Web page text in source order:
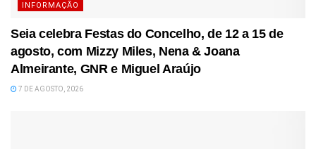
INFORMAÇÃO
Seia celebra Festas do Concelho, de 12 a 15 de
agosto, com Mizzy Miles, Nena & Joana
Almeirante, GNR e Miguel Araújo
7 DE AGOSTO, 2026